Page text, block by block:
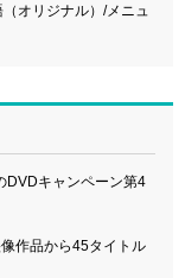
オリジナル）/メニュ
DVDキャンペーン第4
作品から45タイトル